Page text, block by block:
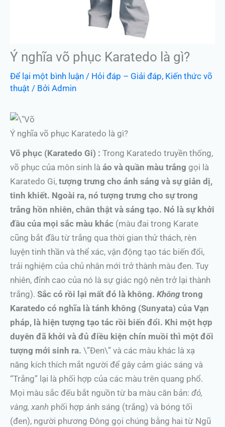
Ý nghĩa võ phục Karatedo là gì?
Để lại một bình luận / Hỏi đáp – Giải đáp, Kiến thức võ
thuật / Bởi Admin
Ý nghĩa võ phục Karatedo là gì?
Võ phục (Karatedo Gi) : Trong Karatedo truyền thống,
võ phục của môn sinh là áo và quần màu trắng gọi là
Karatedo Gi, tượng trưng cho ánh sáng và sự giản dị,
tinh khiết. Ngoài ra, nó tượng trưng cho sự trong
trắng hồn nhiên, chân thật và sáng tạo. Nó là sự khởi
đầu của mọi sắc màu khác (màu đai trong Karate
cũng bắt đầu từ trắng qua thời gian thử thách, rèn
luyện tinh thần và thể xác, vận động tạo tác biến đổi,
trải nghiệm của chủ nhân mới trở thành màu đen. Tuy
nhiên, đỉnh cao của nó là sự giác ngộ nên trở lại thành
trắng). Sắc có rồi lại mất đó là không. Không trong
Karatedo có nghĩa là tánh không (Sunyata) của Vạn
pháp, là hiện tượng tạo tác rồi biến đổi. Khi một hợp
duyên đã khởi và đủ điều kiện chín muồi thì một đối
tượng mới sinh ra. \”Đen\” và các màu khác là xạ
năng kích thích mắt người để gây cảm giác sáng và
“Trắng” lại là phối hợp của các màu trên quang phổ.
Mọi màu sắc đếu bắt nguồn từ ba màu căn bản: đỏ,
vàng, xanh phối hợp ánh sáng (trắng) và bóng tối
(đen), người phương Đông gọi chúng bằng hai từ Ngũ